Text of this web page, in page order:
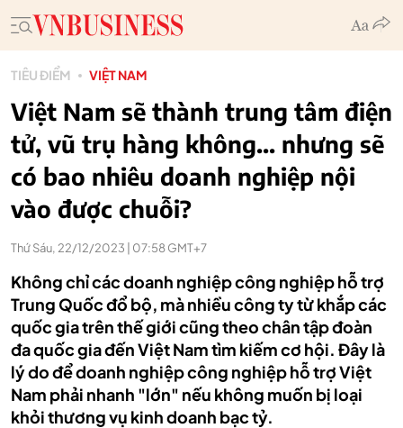
TIÊU ĐIỂM VIỆT NAM
Việt Nam sẽ thành trung tâm điện
tử, vũ trụ hàng không... nhưng sẽ
có bao nhiêu doanh nghiệp nội
vào được chuỗi?
Thứ Sáu, 22/12/2023 | 07:58 GMT+7
Không chỉ các doanh nghiệp công nghiệp hỗ trợ
Trung Quốc đổ bộ, mà nhiều công ty từ khắp các
quốc gia trên thế giới cũng theo chân tập đoàn
đa quốc gia đến Việt Nam tìm kiếm cơ hội. Đây là
lý do để doanh nghiệp công nghiệp hỗ trợ Việt
Nam phải nhanh "lớn" nếu không muốn bị loại
khỏi thương vụ kinh doanh bạc tỷ.